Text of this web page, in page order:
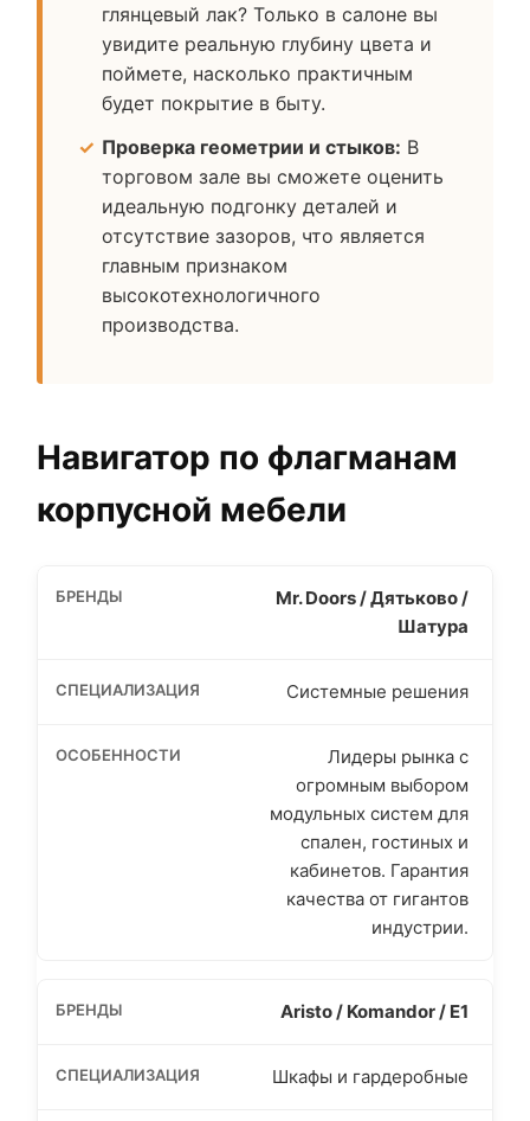
глянцевый лак? Только в салоне вы
увидите реальную глубину цвета и
поймете, насколько практичным
будет покрытие в быту.
Проверка геометрии и стыков: В
торговом зале вы сможете оценить
идеальную подгонку деталей и
отсутствие зазоров, что является
главным признаком
высокотехнологичного
производства.
Навигатор по флагманам
корпусной мебели
Mr. Doors / Дятьково /
Шатура
Системные решения
Лидеры рынка с
огромным выбором
модульных систем для
спален, гостиных и
кабинетов. Гарантия
качества от гигантов
индустрии.
Aristo / Komandor / Е1
Шкафы и гардеробные